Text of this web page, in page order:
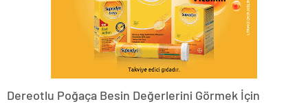
Dereotlu Poğaça Besin Değerlerini Görmek İçin